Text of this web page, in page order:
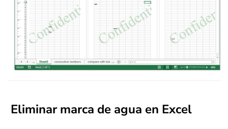
Eliminar marca de agua en Excel